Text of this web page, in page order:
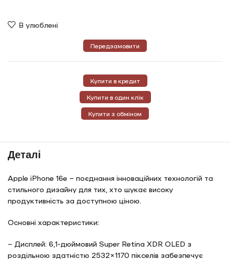
В улюблені
Передзамовити
Купити в кредит
Купити в один клік
Купити з обміном
Деталі
Apple iPhone 16e – поєднання інноваційних технологій та
стильного дизайну для тих, хто шукає високу
продуктивність за доступною ціною.
Основні характеристики:
– Дисплей: 6,1-дюймовий Super Retina XDR OLED з
роздільною здатністю 2532×1170 пікселів забезпечує